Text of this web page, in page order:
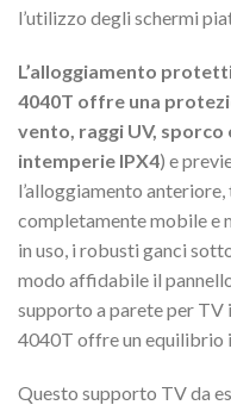
l’utilizzo degli schermi
L’alloggiamento
4040T offre una
vento, raggi UV,
intemperie IPX4) e
l’alloggiamento
completamente mobile e
in uso, i robusti ganci
modo affidabile il
supporto a parete per
4040T offre un equilibrio
Questo supporto TV da